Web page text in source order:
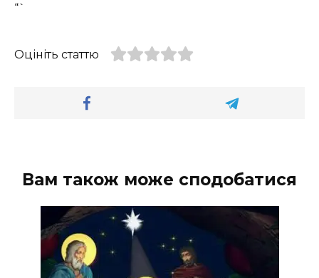
“`
Оцініть статтю
Вам також може сподобатися